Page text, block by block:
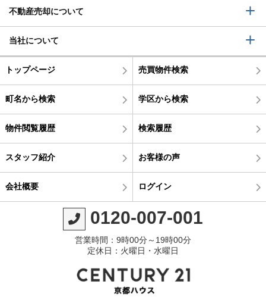
不動産売却について
当社について
トップページ 売買物件検索
町名から検索 学区から検索
物件閲覧履歴 検索履歴
スタッフ紹介 お客様の声
会社概要 ログイン
0120-007-001
営業時間：9時00分～19時00分
定休日：火曜日・水曜日